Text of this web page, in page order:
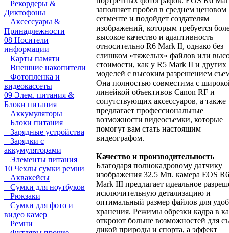
Рекордеры &
Диктофоны
Аксессуары &
Принадлежности
08 Носители
информации
Карты памяти
Внешние накопители
Фотопленка и
видеокассеты
09 Элем. питания &
Блоки питания
Аккумуляторы
Блоки питания
Зарядные устройства
Зарядки с
аккумуляторами
Элементы питания
10 Чехлы сумки ремни
Аквакейсы
Сумки для ноутбуков
Рюкзаки
Сумки для фото и
видео камер
Ремни
заполняет пробел в среднем ценовом
сегменте и подойдет создателям
изображений, которым требуется
высокое качество и адаптивность
относительно R6 Mark II, однако без
слишком «тяжелых» файлов или
стоимости, как у R5 Mark II и других
моделей с высоким разрешением
Она полностью совместима с
линейкой объективов Canon RF и
сопутствующих аксессуаров, а также
предлагает профессиональные
возможности видеосъемки, которые
помогут вам стать настоящим
видеографом.
Качество и производительность
Благодаря полнокадровому датчику
изображения 32.5 Мп. камера EOS R6
Mark III предлагает идеальное
исключительную детализацию и
оптимальный размер файлов для
хранения. Режимы обрезки кадра в
откроют больше возможностей для
дикой природы и спорта, а эффект